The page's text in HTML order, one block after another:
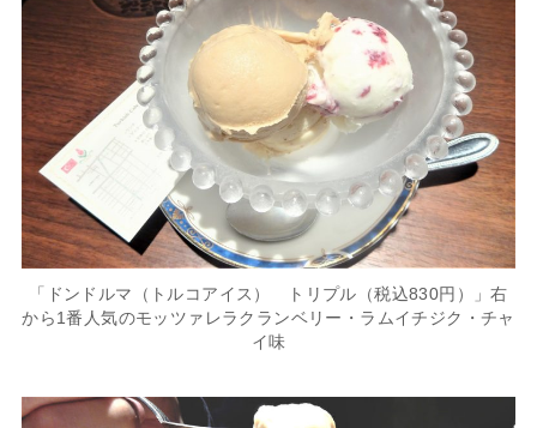
「ドンドルマ（トルコアイス） トリプル（税込830円）」右
から1番人気のモッツァレラクランベリー・ラムイチジク・チャ
イ味